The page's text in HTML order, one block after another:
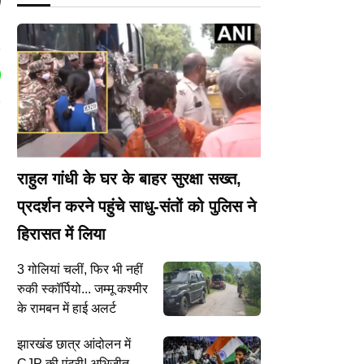
राहुल गांधी के घर के बाहर सुरक्षा सख्त,
प्रदर्शन करने पहुंचे साधु-संतों को पुलिस ने
हिरासत में लिया
3 गोलियां चलीं, फिर भी नहीं
रुकी स्कॉर्पियो... जम्मू कश्मीर
के रामबन में हाई अलर्ट
झारखंड छात्र आंदोलन में